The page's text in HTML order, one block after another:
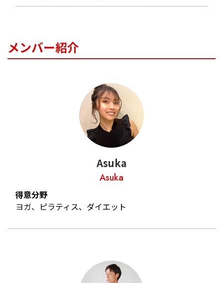
メンバー紹介
Asuka
Asuka
得意分野
ヨガ、ピラティス、ダイエット